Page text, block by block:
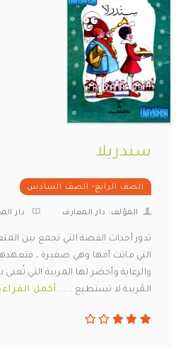
سندريلا
الصف الرابع- الصف السادس
المؤلف: دار المعارف دار
تدور أحداث القصة التي تجمع بين
التي ماتت أمها وهي صغيرة ،
والرعاية وأحضر لها المربية التي
المُربية لا تستطيع... ... أكمل